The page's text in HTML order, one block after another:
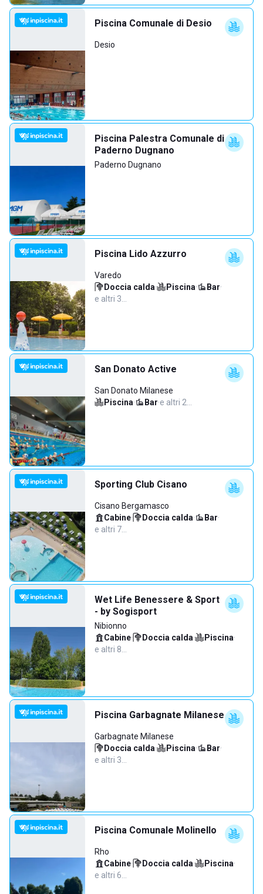
Piscina Comunale di Desio
Desio
Piscina Palestra Comunale di
Paderno Dugnano
Paderno Dugnano
Piscina Lido Azzurro
Varedo
Doccia calda· Piscina· Bar·
e altri 3…
San Donato Active
San Donato Milanese
Piscina· Bar·e altri 2…
Sporting Club Cisano
Cisano Bergamasco
Cabine· Doccia calda· Bar·
e altri 7…
Wet Life Benessere & Sport
- by Sogisport
Nibionno
Cabine· Doccia calda· Piscina·
e altri 8…
Piscina Garbagnate Milanese
Garbagnate Milanese
Doccia calda· Piscina· Bar·
e altri 3…
Piscina Comunale Molinello
Rho
Cabine· Doccia calda· Piscina·
e altri 6…